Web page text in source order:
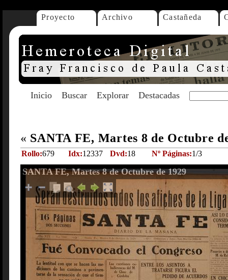
Proyecto Archivo Castañeda
Inicio Buscar Explorar Destacadas
« SANTA FE, Martes 8 de Octubre
Rollo:679 Idx:12337 Dvd:18 Nº Páginas:1/3
SANTA FE, Martes 8 de Octubre de 1929